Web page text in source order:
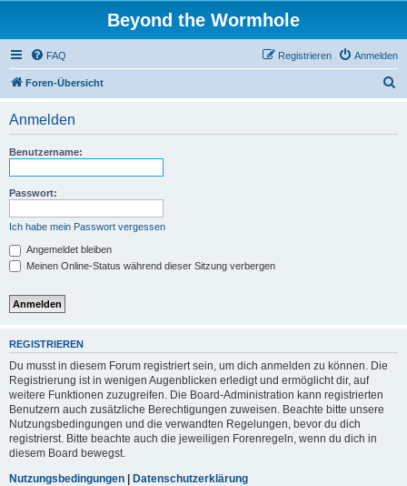
Beyond the Wormhole
FAQ Anmelden
Registrieren
Foren-Übersicht
Anmelden
Benutzername:
Passwort:
Ich habe mein Passwort vergessen
Angemeldet bleiben
Meinen Online-Status während dieser Sitzung verbergen
REGISTRIEREN
Du musst in diesem Forum registriert sein, um dich anmelden zu können. Die
Registrierung ist in wenigen Augenblicken erledigt und ermöglicht dir, auf
weitere Funktionen zuzugreifen. Die Board-Administration kann registrierten
Benutzern auch zusätzliche Berechtigungen zuweisen. Beachte bitte unsere
Nutzungsbedingungen und die verwandten Regelungen, bevor du dich
registrierst. Bitte beachte auch die jeweiligen Forenregeln, wenn du dich in
diesem Board bewegst.
Nutzungsbedingungen | Datenschutzerklärung